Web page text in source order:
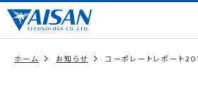
ホーム お知らせ コーポレートレポート